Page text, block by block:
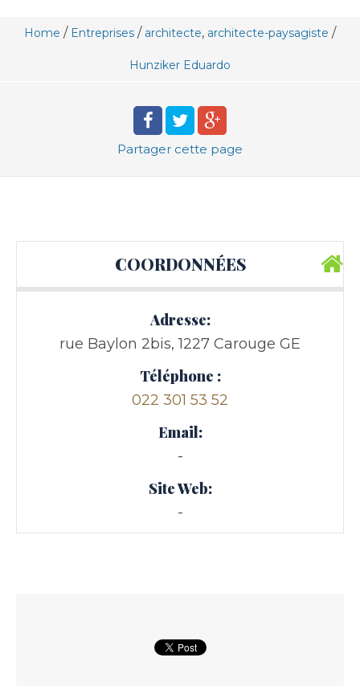
Home / Entreprises / architecte, architecte-paysagiste /
Hunziker Eduardo
Partager cette page
COORDONNÉES
Adresse:
rue Baylon 2bis, 1227 Carouge GE
Téléphone :
022 301 53 52
Email:
-
Site Web:
-